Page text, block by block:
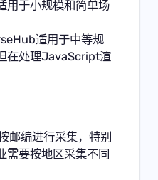
用于小规模和简单场
适用于中等规
在处理JavaScript渲
邮编进行采集，特别
需要按地区采集不同